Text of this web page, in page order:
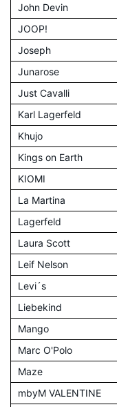
John Devin
JOOP!
Joseph
Junarose
Just Cavalli
Karl Lagerfeld
Khujo
Kings on Earth
KIOMI
La Martina
Lagerfeld
Laura Scott
Leif Nelson
Levi´s
Liebekind
Mango
Marc O'Polo
Maze
mbyM VALENTINE